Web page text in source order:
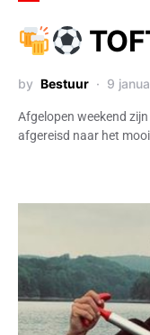
by Bestuur 9
Afgelopen weekend
afgereisd naar het